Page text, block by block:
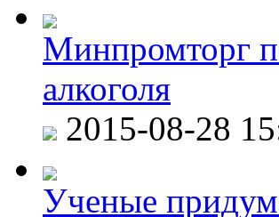
Минпромторг
алкоголя
2015-08-28
Ученые